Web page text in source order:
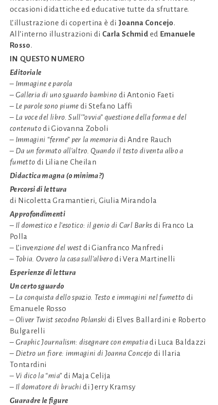
occasioni didattiche ed educative tutte da sfruttare.
L’illustrazione di copertina è di Joanna Concejo.
All’interno illustrazioni di Carla Schmid ed Emanuele
Rosso.
IN QUESTO NUMERO
Editoriale
–Immagine e parola
– Galleria di uno sguardo bambino di Antonio Faeti
– Le parole sono piume di Stefano Laffi
– La voce del libro. Sull'”ovvia” questione della forma e del
contenutodi Giovanna Zoboli
– Immagini “ferme” per la memoria di Andre Rauch
– Da un formato all’altro. Quando il testo diventa albo a
fumetto di Liliane Cheilan
Didactica magna (o minima?)
Percorsi di lettura
di Nicoletta Gramantieri, Giulia Mirandola
Approfondimenti
– Il domestico e l’esotico: il genio di Carl Barks di Franco La
Polla
– L’invenzione del westdi Gianfranco Manfredi
– Tobia. Ovvero la casa sull’alberodi Vera Martinelli
Esperienze di lettura
Un certo sguardo
– La conquista dello spazio. Testo e immagini nel fumetto di
Emanuele Rosso
–Oliver Twist secodno Polanski di Elves Ballardini e Roberto
Bulgarelli
–Graphic Journalism: disegnare con empatiadi Luca Baldazzi
–Dietro un fiore: immagini di Joanna Concejo di Ilaria
Tontardini
–Vi dico la “mia” di Maja Celija
– Il domatore di bruchidi Jerry Kramsy
Guaradre le figure